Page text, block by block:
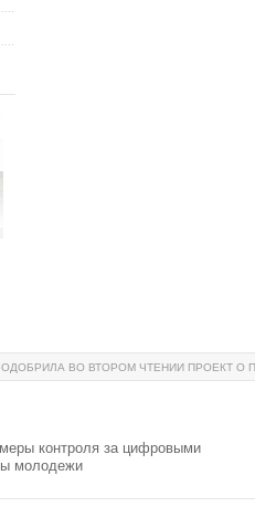
ОДОБРИЛА ВО ВТОРОМ ЧТЕНИИ ПРОЕКТ О
контроля за цифровыми
молодежи